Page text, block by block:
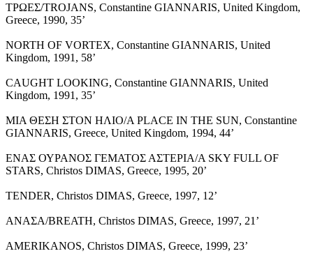
ΤΡΩΕΣ/TROJANS, Constantine GIANNARIS, United Kingdom,
Greece, 1990, 35’
NORTH OF VORTEX, Constantine GIANNARIS, United
Kingdom, 1991, 58’
CAUGHT LOOKING, Constantine GIANNARIS, United
Kingdom, 1991, 35’
ΜΙΑ ΘΕΣΗ ΣΤΟΝ ΗΛΙΟ/A PLACE IN THE SUN, Constantine
GIANNARIS, Greece, United Kingdom, 1994, 44’
ΕΝΑΣ ΟΥΡΑΝΟΣ ΓΕΜΑΤΟΣ ΑΣΤΕΡΙΑ/A SKY FULL OF
STARS, Christos DIMAS, Greece, 1995, 20’
TENDER, Christos DIMAS, Greece, 1997, 12’
ΑΝΑΣΑ/BREATH, Christos DIMAS, Greece, 1997, 21’
AMERIKANOS, Christos DIMAS, Greece, 1999, 23’